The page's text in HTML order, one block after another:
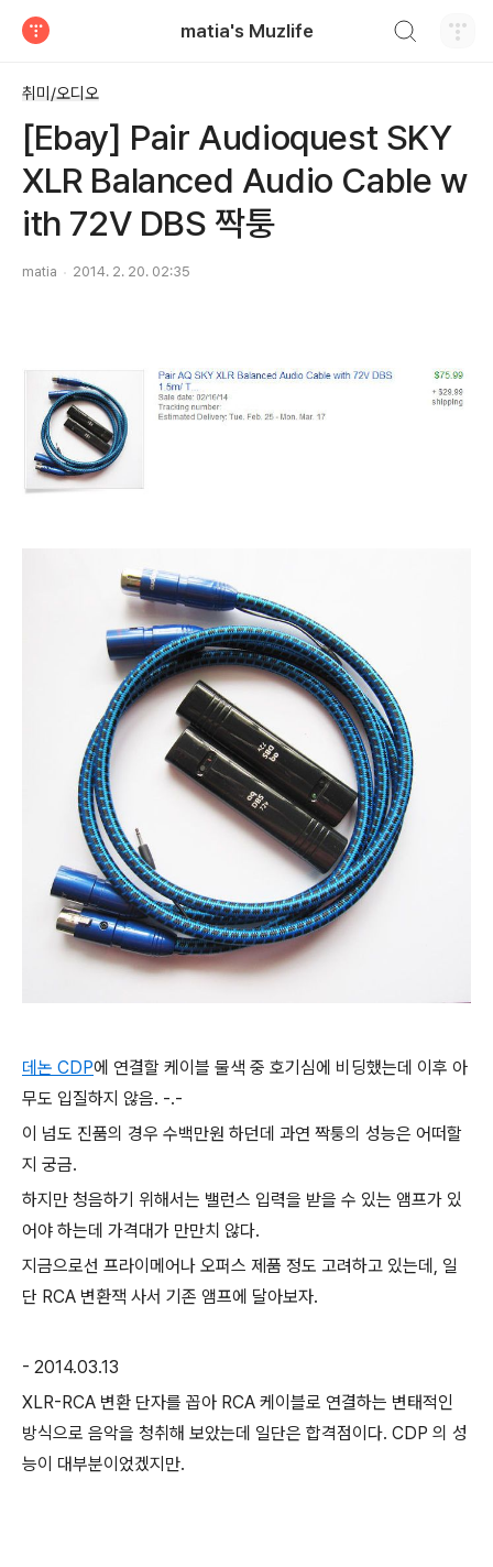
matia's Muzlife
취미/오디오
[Ebay] Pair Audioquest SKY
XLR Balanced Audio Cable w
ith 72V DBS 짝퉁
matia 2014. 2. 20. 02:35
데논 CDP에 연결할 케이블 물색 중 호기심에 비딩했는데 이후 아
무도 입질하지 않음. -.-
이 넘도 진품의 경우 수백만원 하던데 과연 짝퉁의 성능은 어떠할
지 궁금.
하지만 청음하기 위해서는 밸런스 입력을 받을 수 있는 앰프가 있
어야 하는데 가격대가 만만치 않다.
지금으로선 프라이메어나 오퍼스 제품 정도 고려하고 있는데, 일
단 RCA 변환잭 사서 기존 앰프에 달아보자.
- 2014.03.13
XLR-RCA 변환 단자를 꼽아 RCA 케이블로 연결하는 변태적인
방식으로 음악을 청취해 보았는데 일단은 합격점이다. CDP 의 성
능이 대부분이었겠지만.